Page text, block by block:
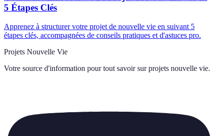
5 Étapes Clés
Apprenez à structurer votre projet de nouvelle vie en suivant 5
étapes clés, accompagnées de conseils pratiques et d'astuces pro.
Projets Nouvelle Vie
Votre source d'information pour tout savoir sur projets nouvelle vie.